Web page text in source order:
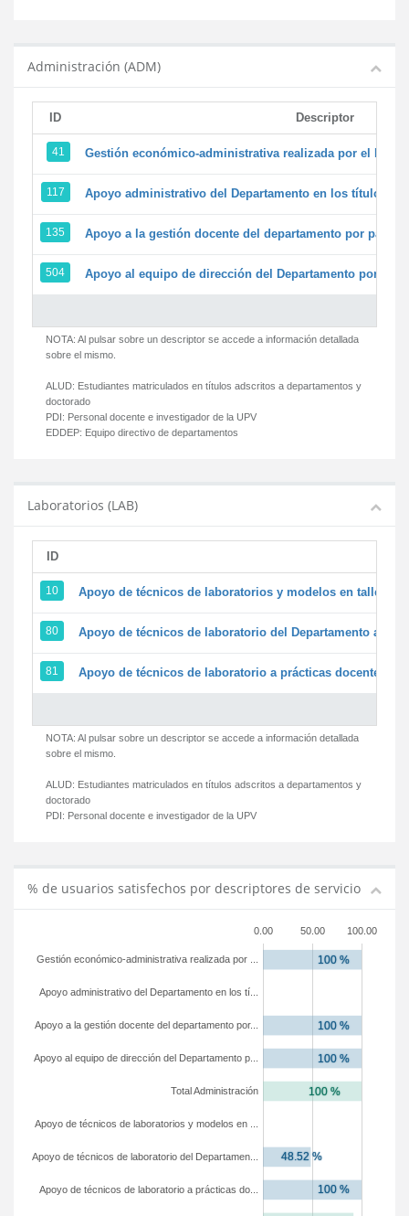
Administración (ADM)
ID Descriptor
41 Gestión económico-administrativa realizada por el
117 Apoyo administrativo del Departamento en los títulos de
135 Apoyo a la gestión docente del departamento por parte
504 Apoyo al equipo de dirección del Departamento por
NOTA: Al pulsar sobre un descriptor se accede a información detallada
sobre el mismo.
ALUD: Estudiantes matriculados en títulos adscritos a departamentos y
doctorado
PDI: Personal docente e investigador de la UPV
EDDEP: Equipo directivo de departamentos
Laboratorios (LAB)
ID
10 Apoyo de técnicos de laboratorios y modelos en
80 Apoyo de técnicos de laboratorio del Departamento a la
81 Apoyo de técnicos de laboratorio a prácticas docentes y
NOTA: Al pulsar sobre un descriptor se accede a información detallada
sobre el mismo.
ALUD: Estudiantes matriculados en títulos adscritos a departamentos y
doctorado
PDI: Personal docente e investigador de la UPV
% de usuarios satisfechos por descriptores de servicio
0.00 50.00 100.00
Apoyo de técnicos de laboratorio a prácticas do...
Apoyo de técnicos de laboratorio del Departamen...
Apoyo de técnicos de laboratorios y modelos en ...
Total Administración
Apoyo al equipo de dirección del Departamento p...
Apoyo a la gestión docente del departamento por...
Apoyo administrativo del Departamento en los tí...
Gestión económico-administrativa realizada por ...